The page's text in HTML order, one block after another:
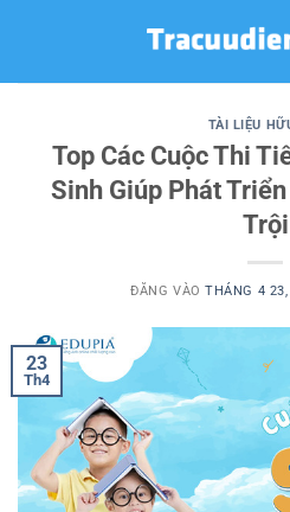
TÀI LIỆU
Top Các Cuộc Thi
Sinh Giúp Phát
Trội
ĐĂNG VÀOTHÁNG 4
23
Th4